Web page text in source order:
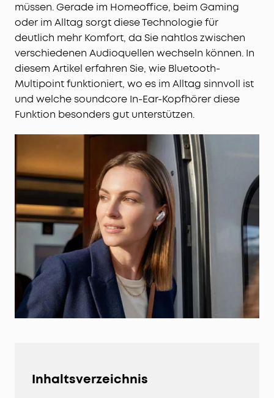
müssen. Gerade im Homeoffice, beim Gaming
oder im Alltag sorgt diese Technologie für
deutlich mehr Komfort, da Sie nahtlos zwischen
verschiedenen Audioquellen wechseln können. In
diesem Artikel erfahren Sie, wie Bluetooth-
Multipoint funktioniert, wo es im Alltag sinnvoll ist
und welche soundcore In-Ear-Kopfhörer diese
Funktion besonders gut unterstützen.
Inhaltsverzeichnis